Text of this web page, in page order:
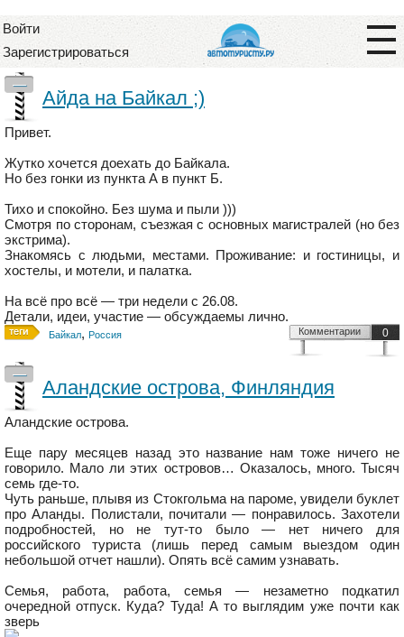
Войти
Зарегистрироваться
—
Айда на Байкал ;)
Привет.
Жутко хочется доехать до Байкала.
Но без гонки из пункта А в пункт Б.
Тихо и спокойно. Без шума и пыли )))
Смотря по сторонам, съезжая с основных магистралей (но без
экстрима).
Знакомясь с людьми, местами. Проживание: и гостиницы, и
хостелы, и мотели, и палатка.
На всё про всё — три недели с 26.08.
Детали, идеи, участие — обсуждаемы лично.
Байкал, Россия 0
Комментарии
—
Аландские острова, Финляндия
Аландские острова.
Еще пару месяцев назад это название нам тоже ничего не
говорило. Мало ли этих островов… Оказалось, много. Тысяч
семь где-то.
Чуть раньше, плывя из Стокгольма на пароме, увидели буклет
про Аланды. Полистали, почитали — понравилось. Захотели
подробностей, но не тут-то было — нет ничего для
российского туриста (лишь перед самым выездом один
небольшой отчет нашли). Опять всё самим узнавать.
Семья, работа, работа, семья — незаметно подкатил
очередной отпуск. Куда? Туда! А то выглядим уже почти как
зверь